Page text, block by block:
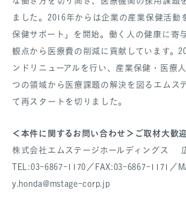
ました。2016年からは企業の産業保健活動
保健サポート」を開始。働く人の健康に寄
観点から医療費の削減に貢献しています。
ンドリニューアルを行い、産業保健・医療
つの領域から医療課題の解決を図るエムス
て再スタートを切りました。
＜本件に関するお問い合わせ＞ご取材大歓
株式会社エムステージホールディングス
TEL:03-6867-1170／FAX:03-6867-1171／
y.honda@mstage-corp.jp